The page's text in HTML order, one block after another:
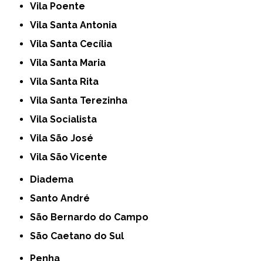
Vila Poente
Vila Santa Antonia
Vila Santa Cecília
Vila Santa Maria
Vila Santa Rita
Vila Santa Terezinha
Vila Socialista
Vila São José
Vila São Vicente
Diadema
Santo André
São Bernardo do Campo
São Caetano do Sul
Penha